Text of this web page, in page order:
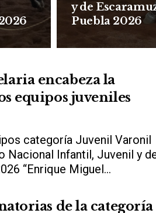
y de
Puebla 2026
encabeza la
equipos juveniles
categoría Juvenil Varonil
Nacional Infantil, Juvenil y
“Enrique Miguel...
de la categoría